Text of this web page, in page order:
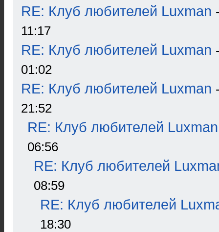
RE: Клуб любителей Luxman
11:17
RE: Клуб любителей Luxman
01:02
RE: Клуб любителей Luxman
21:52
RE: Клуб любителей Luxman
06:56
RE: Клуб любителей
08:59
RE: Клуб любителей
18:30